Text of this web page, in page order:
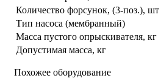
Количество форсунок, (3-поз.), шт
Тип насоса (мембранный)
Масса пустого опрыскивателя, кг
Допустимая масса, кг
Похожее оборудование